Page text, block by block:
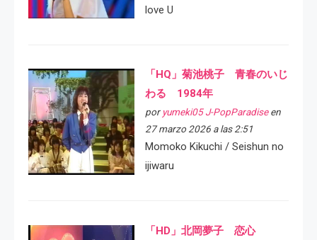
love U
「HQ」菊池桃子 青春のいじ
わる 1984年
por yumeki05 J-PopParadiseen
27 marzo 2026 a las 2:51
Momoko Kikuchi / Seishun no
ijiwaru
「HD」北岡夢子 恋心